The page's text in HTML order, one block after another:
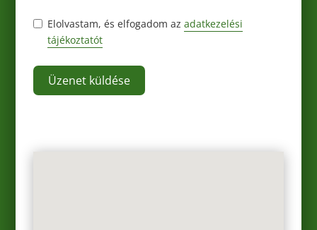
Elolvastam, és elfogadom azadatkezelési
tájékoztatót
Üzenet küldése